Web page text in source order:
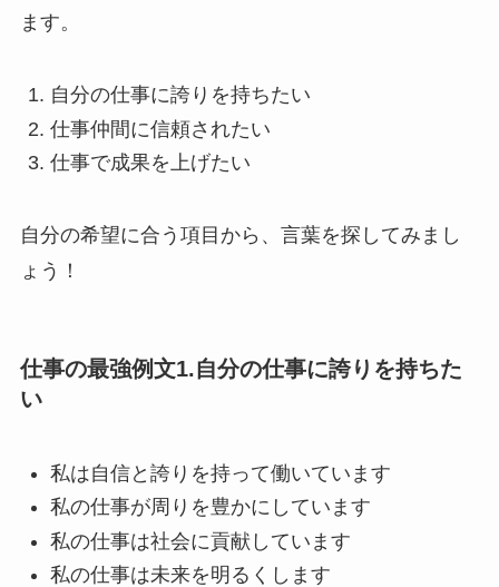
ます。
自分の仕事に誇りを持ちたい
仕事仲間に信頼されたい
仕事で成果を上げたい
自分の希望に合う項目から、言葉を探してみまし
ょう！
仕事の最強例文1.自分の仕事に誇りを持ちた
い
私は自信と誇りを持って働いています
私の仕事が周りを豊かにしています
私の仕事は社会に貢献しています
私の仕事は未来を明るくします